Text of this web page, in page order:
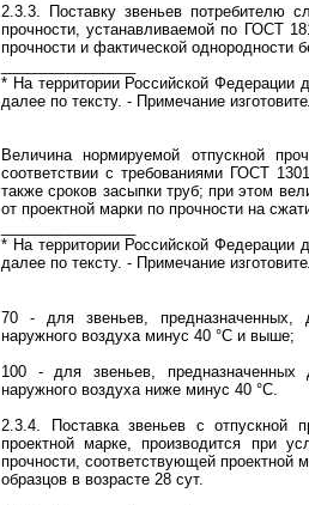
2.3.3. Поставку звеньев потребителю
прочности, устанавливаемой по ГОСТ
прочности и фактической однородности
* На территории Российской Федерации
далее по тексту. - Примечание
Величина нормируемой отпускной
соответствии с требованиями ГОСТ
также сроков засыпки труб; при этом
от проектной марки по прочности на
* На территории Российской Федерации
далее по тексту. - Примечание
70 - для звеньев, предназначенных,
наружного воздуха минус 40 °С и выше;
100 - для звеньев, предназначенных
наружного воздуха ниже минус 40 °С.
2.3.4. Поставка звеньев с отпускной
проектной марке, производится при
прочности, соответствующей проектной
образцов в возрасте 28 сут.